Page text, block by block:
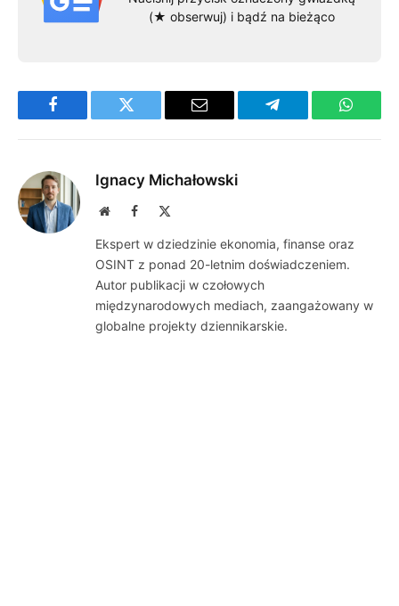
(★ obserwuj) i bądź na bieżąco
Facebook Twitter Email Telegram
Ignacy Michałowski
WebsiteFacebook
Ekspert w dziedzinie ekonomia, finanse oraz
OSINT z ponad 20-letnim doświadczeniem.
Autor publikacji w czołowych
międzynarodowych mediach, zaangażowany w
globalne projekty dziennikarskie.